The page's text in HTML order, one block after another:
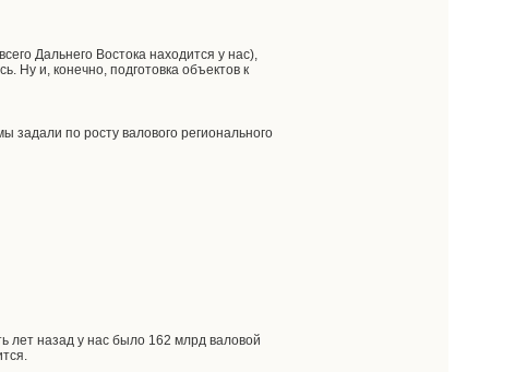
Дальнего Востока находится у нас),
Ну и, конечно, подготовка объектов к
задали по росту валового регионального
лет назад у нас было 162 млрд валовой